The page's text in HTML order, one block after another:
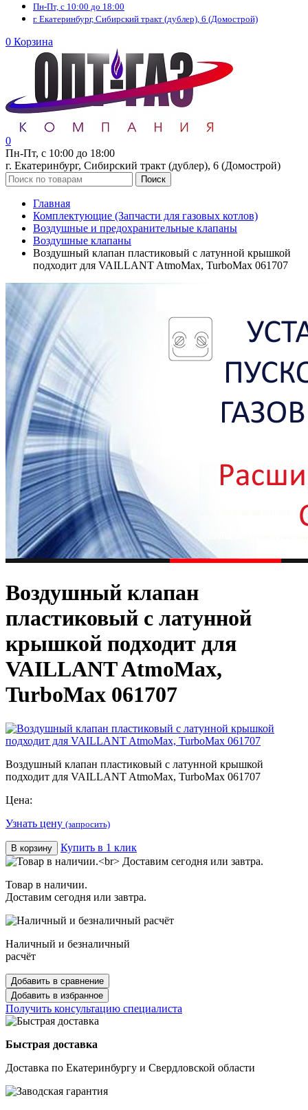
Пн-Пт, с 10:00 до 18:00
г. Екатеринбург, Сибирский тракт (дублер), 6 (Домострой)
0 Корзина
0
Пн-Пт, с 10:00 до 18:00
г. Екатеринбург, Сибирский тракт (дублер), 6 (Домострой)
Поиск
Главная
Комплектующие (Запчасти для газовых котлов)
Воздушные и предохранительные клапаны
Воздушные клапаны
Воздушный клапан пластиковый с латунной крышкой
подходит для VAILLANT AtmoMax, TurboMax 061707
Воздушный клапан
пластиковый с латунной
крышкой подходит для
VAILLANT AtmoMax,
TurboMax 061707
Воздушный клапан пластиковый с латунной крышкой
подходит для VAILLANT AtmoMax, TurboMax 061707
Цена:
Узнать цену (запросить)
В корзину Купить в 1 клик
Товар в наличии.
Доставим сегодня или завтра.
Наличный и безналичный
расчёт
Добавить в сравнение
Добавить в избранное
Получить консультацию специалиста
Быстрая доставка
Доставка по Екатеринбургу и Свердловской области